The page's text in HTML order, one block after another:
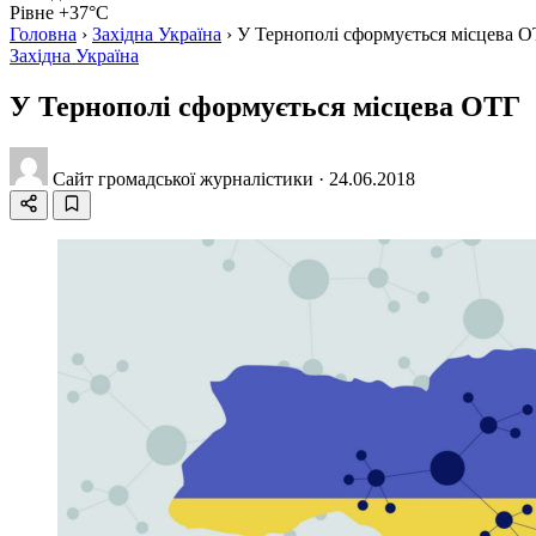
Рівне +37°C
Головна › Західна Україна › У Тернополі сформується місцева
Західна Україна
У Тернополі сформується місцева ОТГ
Сайт громадської журналістики · 24.06.2018